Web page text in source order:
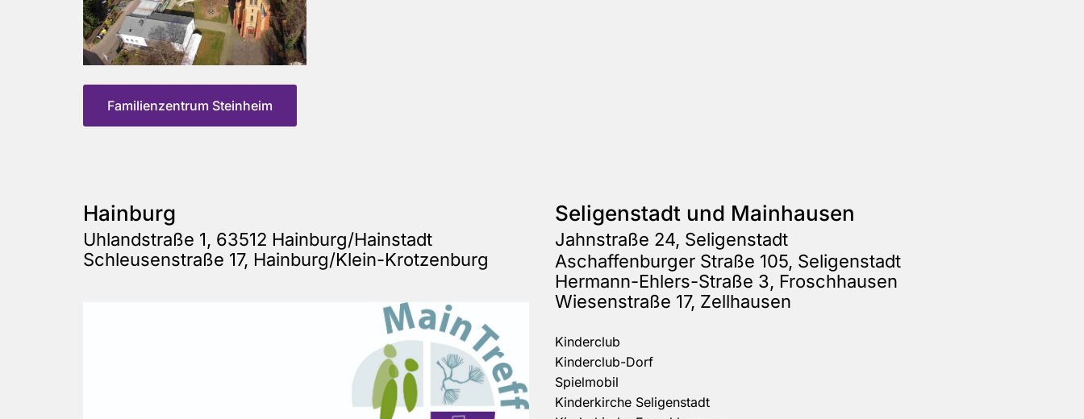
Familienzentrum Steinheim
Hainburg
Uhlandstraße 1, 63512 Hainburg/Hainstadt
Schleusenstraße 17, Hainburg/Klein-Krotzenburg
Seligenstadt und Mainhausen
Jahnstraße 24, Seligenstadt
Aschaffenburger Straße 105, Seligenstadt
Hermann-Ehlers-Straße 3, Froschhausen
Wiesenstraße 17, Zellhausen
Kinderclub
Kinderclub-Dorf
Spielmobil
Kinderkirche Seligenstadt